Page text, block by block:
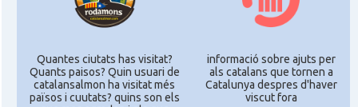
Quantes ciutats has visitat?
Quants paisos? Quin usuari de
catalansalmon ha visitat més
països i cuutats? quins son els
informació sobre ajuts per
als catalans que tornen a
Catalunya despres d'haver
viscut fora